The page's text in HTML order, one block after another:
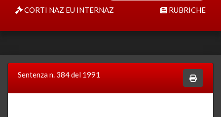
CORTI NAZ EU INTERNAZ RUBRICHE
Sentenza n. 384 del 1991